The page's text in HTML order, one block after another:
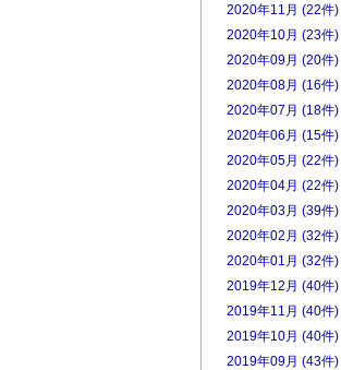
2020年11月 (22件)
2020年10月 (23件)
2020年09月 (20件)
2020年08月 (16件)
2020年07月 (18件)
2020年06月 (15件)
2020年05月 (22件)
2020年04月 (22件)
2020年03月 (39件)
2020年02月 (32件)
2020年01月 (32件)
2019年12月 (40件)
2019年11月 (40件)
2019年10月 (40件)
2019年09月 (43件)